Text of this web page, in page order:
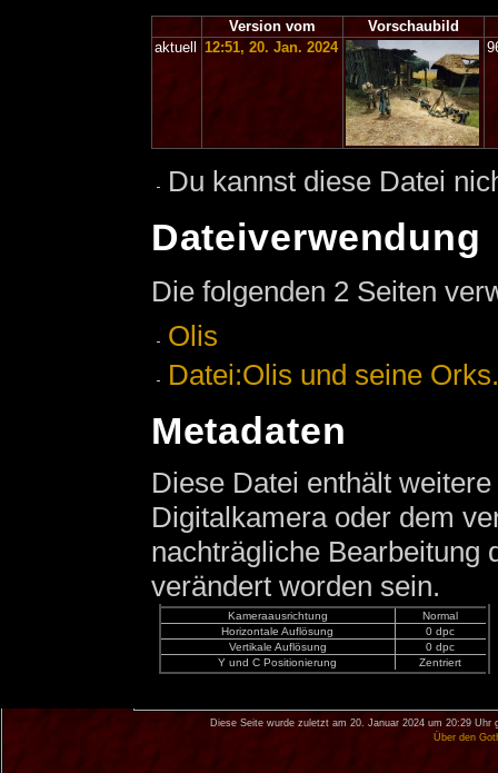
Version vom
Vorschaubild
aktuell
12:51, 20. Jan. 2024
Du kannst diese Datei
Dateiverwendung
Die folgenden 2 Seiten
Olis
Datei:Olis und seine
Metadaten
Diese Datei enthält
Digitalkamera oder dem
nachträgliche Bearbeitung
verändert worden sein.
Kameraausrichtung
Normal
Horizontale Auflösung
0 dpc
Vertikale Auflösung
0 dpc
Y und C Positionierung
Zentriert
Diese Seite wurde zuletzt am 20. Januar 2024 um 20:29 Uhr
Über den